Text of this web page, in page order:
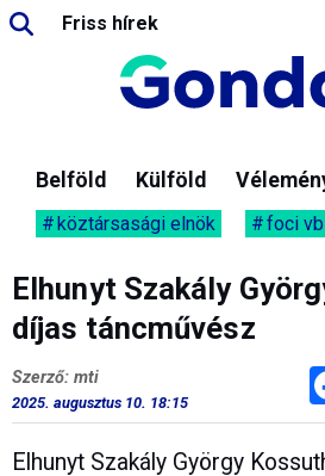
Friss hírek
Belföld Külföld
köztársasági elnök foci
Elhunyt Szakály
díjas táncművész
Szerző: mti
2025. augusztus 10. 18:15
Elhunyt Szakály György